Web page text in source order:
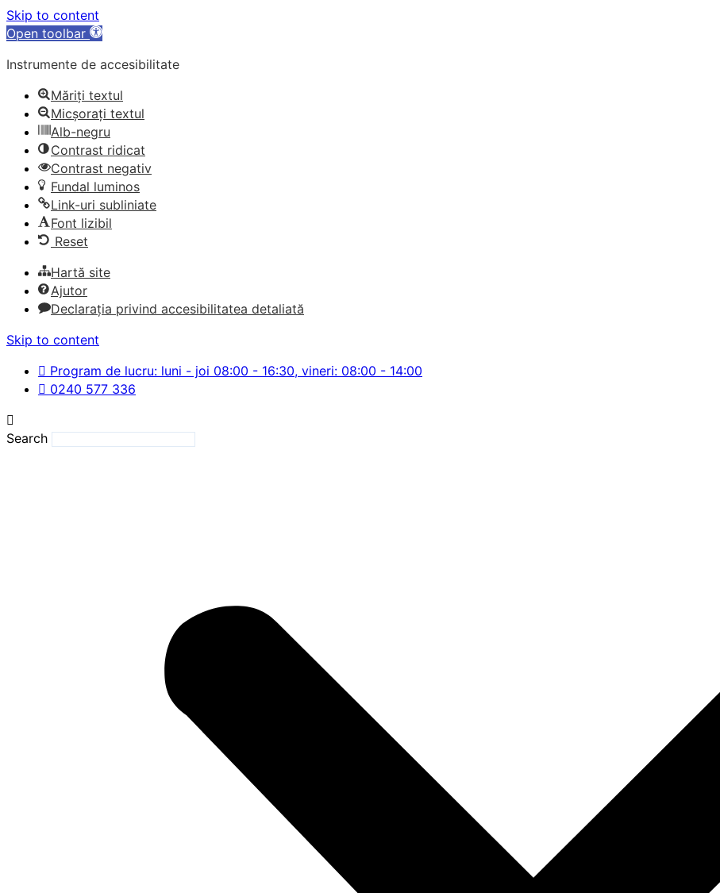
Skip to content
Open toolbar
Instrumente de accesibilitate
Măriți textul
Micșorați textul
Alb-negru
Contrast ridicat
Contrast negativ
Fundal luminos
Link-uri subliniate
Font lizibil
Reset
Hartă site
Ajutor
Declarația privind accesibilitatea detaliată
Skip to content
Program de lucru: luni - joi 08:00 - 16:30, vineri: 08:00 - 14:00
0240 577 336
Search